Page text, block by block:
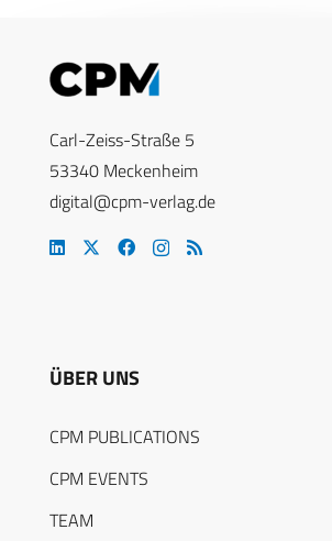
Carl-Zeiss-Straße 5
53340 Meckenheim
digital@cpm-verlag.de
ÜBER UNS
CPM PUBLICATIONS
CPM EVENTS
TEAM